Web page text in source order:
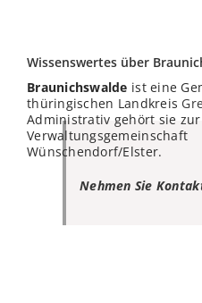
Wissenswertes über
Braunichswalde ist eine
thüringischen Landkreis
Administrativ gehört sie zur
Verwaltungsgemeinschaft
Wünschendorf/Elster.
Nehmen Sie